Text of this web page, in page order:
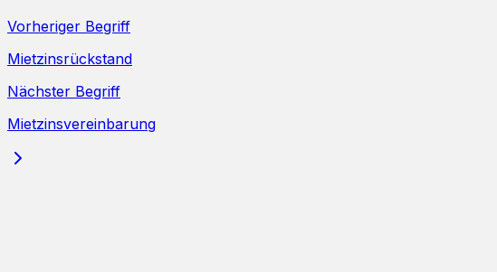
Vorheriger Begriff
Mietzinsrückstand
Nächster Begriff
Mietzinsvereinbarung